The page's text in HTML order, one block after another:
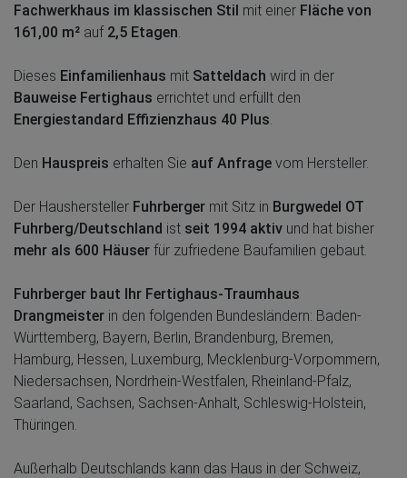
Fachwerkhaus im klassischen Stil mit einer Fläche von
161,00 m² auf 2,5 Etagen
Dieses Einfamilienhaus mit Satteldach wird in der
Bauweise Fertighaus errichtet und erfüllt den
Energiestandard Effizienzhaus 40 Plus
Den Hauspreis erhalten Sie auf Anfrage vom Hersteller.
Der Haushersteller Fuhrberger mit Sitz in Burgwedel OT
Fuhrberg/Deutschland ist seit 1994 aktiv und hat bisher
mehr als 600 Häuser für zufriedene Baufamilien gebaut.
Fuhrberger baut Ihr Fertighaus-Traumhaus
Drangmeister in den folgenden Bundesländern: Baden-
Württemberg, Bayern, Berlin, Brandenburg, Bremen,
Hamburg, Hessen, Luxemburg, Mecklenburg-Vorpommern,
Niedersachsen, Nordrhein-Westfalen, Rheinland-Pfalz,
Saarland, Sachsen, Sachsen-Anhalt, Schleswig-Holstein,
Thüringen.
Außerhalb Deutschlands kann das Haus in der Schweiz,